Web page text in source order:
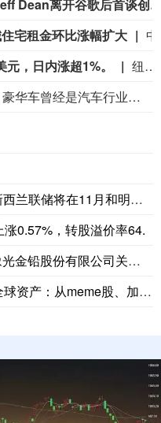
“只失业了一秒钟”，Jeff Dean
宅租金环比涨幅扩大
，日内涨超1%。
纽约原油暗盘突破77美元，日内涨超1%。
豪华车曾经是汽车行业利润最丰厚的生意之一。奔驰、宝马和奥迪这三家一线豪华品牌享有丰厚的品牌声誉，在全球市场可以同时获得规模和溢价，卖出一辆车能够带来的利润远高于普通汽车品牌。最新一轮半年报显示，这三家企业的主营汽车业务也濒临亏损边缘。今年上半年，奔驰、宝马、奥迪全球汽车销量和营收规模同步下滑，三家营收创下2022年来新低，汽车销量也创下2023年来新低。利润方面，奔驰、宝马更是达到2021年来低点，奥迪也处于过去六年的低谷。中国市场表现乏力成了三家公司业绩同步下滑的关键原因。在三家公司中，奔驰上半年营收规模最高，达到636.6亿欧元，但较去年同期下降4.1%，连续三年下滑。奔驰同期息税前利润（EBIT）为34.5亿欧元，去年同期是35.6亿欧元，这一表现较2023年巅峰时期跌去67.1%。（界面）
储将在11月和明年2月两次
0.57%，转股溢价率64.
股份有限公司关于实施20
产：从meme股、加密货币